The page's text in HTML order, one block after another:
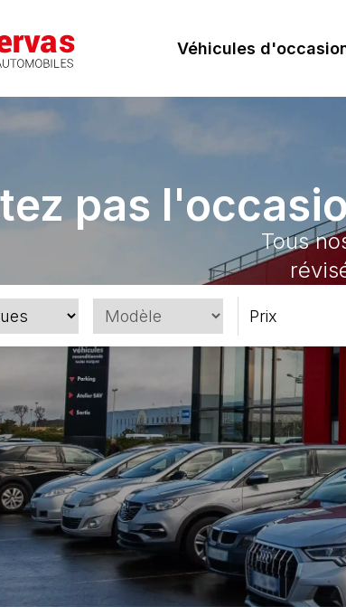
Véhicules
pas
Tous